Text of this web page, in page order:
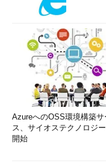
AzureへのOSS環境構築サ
ス、サイオステクノロジ
開始